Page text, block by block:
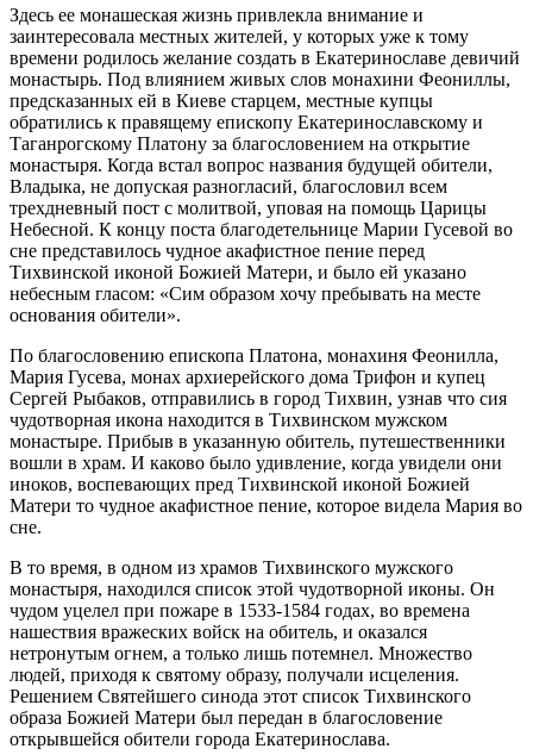
Здесь ее монашеская жизнь привлекла внимание и
заинтересовала местных жителей, у которых уже к тому
времени родилось желание создать в Екатеринославе девичий
монастырь. Под влиянием живых слов монахини Феониллы,
предсказанных ей в Киеве старцем, местные купцы
обратились к правящему епископу Екатеринославскому и
Таганрогскому Платону за благословением на открытие
монастыря. Когда встал вопрос названия будущей обители,
Владыка, не допуская разногласий, благословил всем
трехдневный пост с молитвой, уповая на помощь Царицы
Небесной. К концу поста благодетельнице Марии Гусевой во
сне представилось чудное акафистное пение перед
Тихвинской иконой Божией Матери, и было ей указано
небесным гласом: «Сим образом хочу пребывать на месте
основания обители».
По благословению епископа Платона, монахиня Феонилла,
Мария Гусева, монах архиерейского дома Трифон и купец
Сергей Рыбаков, отправились в город Тихвин, узнав что сия
чудотворная икона находится в Тихвинском мужском
монастыре. Прибыв в указанную обитель, путешественники
вошли в храм. И каково было удивление, когда увидели они
иноков, воспевающих пред Тихвинской иконой Божией
Матери то чудное акафистное пение, которое видела Мария во
сне.
В то время, в одном из храмов Тихвинского мужского
монастыря, находился список этой чудотворной иконы. Он
чудом уцелел при пожаре в 1533-1584 годах, во времена
нашествия вражеских войск на обитель, и оказался
нетронутым огнем, а только лишь потемнел. Множество
людей, приходя к святому образу, получали исцеления.
Решением Святейшего синода этот список Тихвинского
образа Божией Матери был передан в благословение
открывшейся обители города Екатеринослава.